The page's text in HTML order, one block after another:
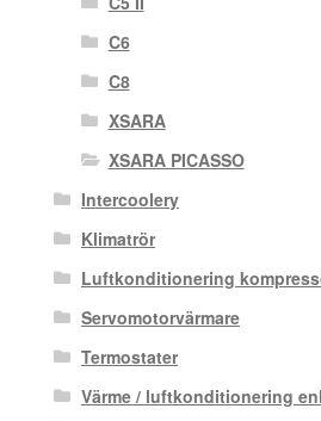
C6
C8
XSARA
XSARA PICASSO
Intercoolery
Klimatrör
Luftkonditionering
Servomotorvärmare
Termostater
Värme / luftkonditionering